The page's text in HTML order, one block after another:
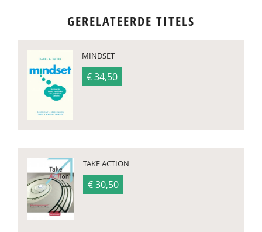
GERELATEERDE TITELS
MINDSET
€ 34,50
TAKE ACTION
€ 30,50